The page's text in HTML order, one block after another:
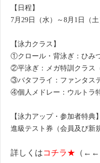
【日程】
7月29日（水）～8月1日（
【泳力クラス】
①クロール・背泳ぎ：ひみ
②平泳ぎ：メガ特訓クラス
③バタフライ：ファンタス
④個人メドレー：ウルトラ
【泳力アップ・参加者特典】
進級テスト券（会員及び新
詳しくはコチラ★ （